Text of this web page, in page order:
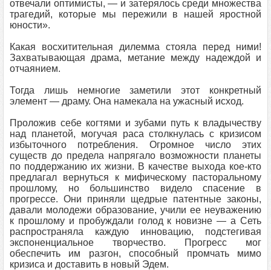
отвечали оптимисты, — и затерялось среди множества
трагедий, которые мы пережили в нашей яростной
юности».
Какая восхитительная дилемма стояла перед ними!
Захватывающая драма, метание между надеждой и
отчаянием.
Тогда лишь немногие заметили этот конкретный
элемент — драму. Она намекала на ужасный исход.
Проложив себе когтями и зубами путь к владычеству
над планетой, могучая раса столкнулась с кризисом
избыточного потребления. Огромное число этих
существ до предела напрягало возможности планеты
по поддержанию их жизни. В качестве выхода кое-кто
предлагал вернуться к мифическому пасторальному
прошлому, но большинство видело спасение в
прогрессе. Они приняли щедрые патентные законы,
давали молодежи образование, учили ее неуважению
к прошлому и пробуждали голод к новизне — а Сеть
распространяла каждую инновацию, подстегивая
экспоненциальное творчество. Прогресс мог
обеспечить им разгон, способный промчать мимо
кризиса и доставить в новый Эдем.